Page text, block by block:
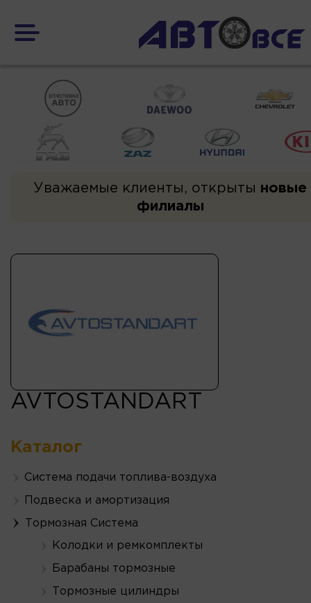
Уважаемые клиенты, открыты новые
филиалы
AVTOSTANDART
Каталог
Система подачи топлива-воздуха
Подвеска и амортизация
Тормозная Система
Колодки и ремкомплекты
Барабаны тормозные
Тормозные цилиндры